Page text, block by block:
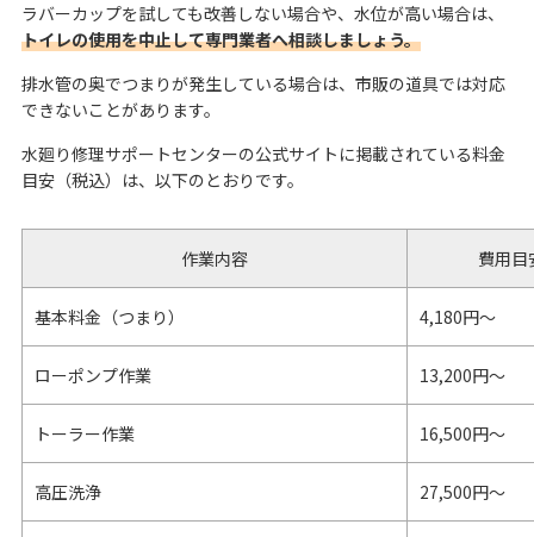
ラバーカップを試しても改善しない場合や、水位が高い場合は、
トイレの使用を中止して専門業者へ相談しましょう。
排水管の奥でつまりが発生している場合は、市販の道具では対応
できないことがあります。
水廻り修理サポートセンターの公式サイトに掲載されている料金
目安（税込）は、以下のとおりです。
作業内容 費用目
基本料金（つまり） 4,180円～
ローポンプ作業 13,200円～
トーラー作業 16,500円～
高圧洗浄 27,500円～